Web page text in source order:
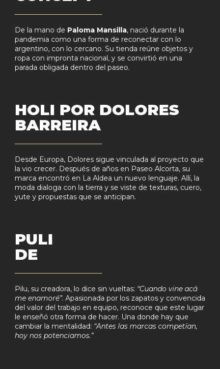
De la mano de Paloma Mansilla, nació durante la
pandemia como una forma de reconectar con lo
argentino, con lo cercano. Su tienda reúne objetos y
ropa con impronta nacional, y se convirtió en una
parada obligada dentro del paseo.
HOLI POR DOLORES
BARREIRA
Desde Europa, Dolores sigue vinculada al proyecto que
la vio crecer. Después de años en Paseo Alcorta, su
marca encontró en La Aldea un nuevo lenguaje. Allí, la
moda dialoga con la tierra y se viste de texturas, cuero,
yute y propuestas que se anticipan.
PULI
DE
Pilu, su creadora, lo dice sin vueltas: “Cuando vine acá
me enamoré”. Apasionada por los zapatos y convencida
del valor del trabajo en equipo, reconoce que este lugar
le enseñó otra forma de hacer. Una donde hay que
cambiar la mentalidad: “Antes las marcas competían,
hoy nos potenciamos.”